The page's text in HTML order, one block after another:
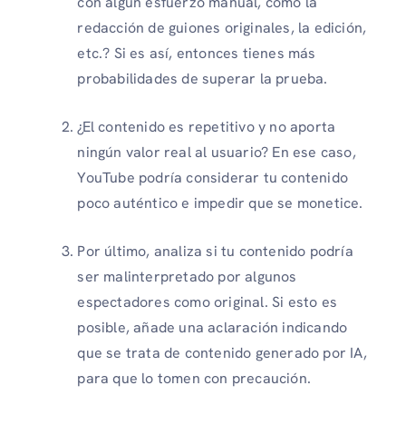
redacción de guiones originales, la edición,
etc.? Si es así, entonces tienes más
probabilidades de superar la prueba.
¿El contenido es repetitivo y no aporta
ningún valor real al usuario? En ese caso,
YouTube podría considerar tu contenido
poco auténtico e impedir que se monetice.
Por último, analiza si tu contenido podría
ser malinterpretado por algunos
espectadores como original. Si esto es
posible, añade una aclaración indicando
que se trata de contenido generado por IA,
para que lo tomen con precaución.